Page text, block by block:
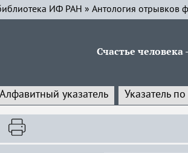
ИФ РАН » Антология отрывков
Счастье человека
Алфавитный указатель Указатель